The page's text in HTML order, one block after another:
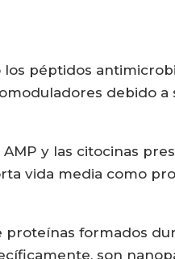
péptidos
debido a
y las citocinas
vida media como
proteínas formados
son